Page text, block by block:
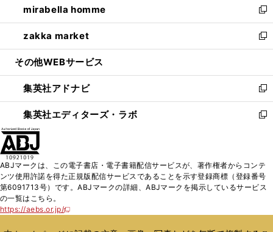
く
で
開
く
ド
ウ
で
開
ィ
ン
ド
ウ
開
く
い
ウ
ィ
ン
ウ
で
開
く
mirabella homme
新
し
い
ウ
ン
ド
ウ
で
zakka market
新
し
ウ
ィ
ン
ド
く
その他WEBサービス
集英社アドナビ
新
し
い
ド
ウ
で
集英社エディターズ・ラボ
新
ィ
ン
ド
ABJマークは、この電子書店・電子書籍配信サービスが、著作権者からコンテ
ンツ使用許諾を得た正規版配信サービスであることを示す登録商標（登録番号
第6091713号）です。ABJマークの詳細、ABJマークを掲示しているサービス
の一覧はこちら。
https://aebs.or.jp/
新